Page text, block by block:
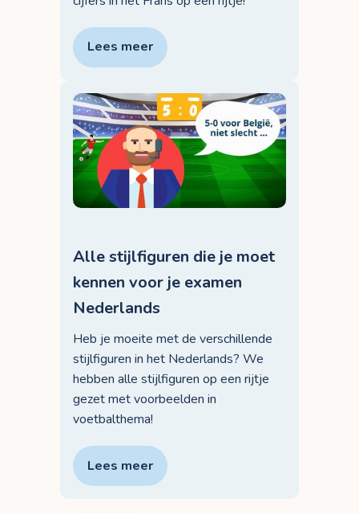
Lees meer
Alle stijlfiguren die je moet
kennen voor je examen
Nederlands
Heb je moeite met de verschillende
stijlfiguren in het Nederlands? We
hebben alle stijlfiguren op een rijtje
gezet met voorbeelden in
voetbalthema!
Lees meer